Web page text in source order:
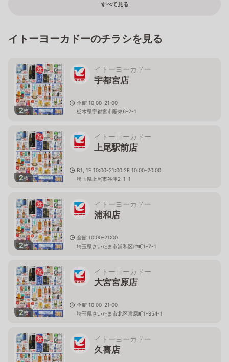
すべて見る
イトーヨーカドーのチラシを見る
2枚
イトーヨーカドー
宇都宮店
全館 10:00-21:00
栃木県宇都宮市陽東6-2-1
2枚
イトーヨーカドー
上尾駅前店
B1, 1F 10:00-21:00 2F 10:00-20:00
埼玉県上尾市谷津2-1-1
2枚
イトーヨーカドー
浦和店
全館 10:00-21:00
埼玉県さいたま市浦和区仲町1-7-1
2枚
イトーヨーカドー
大宮宮原店
全館 10:00-21:00
埼玉県さいたま市北区宮原町1-854-1
イトーヨーカドー
久喜店